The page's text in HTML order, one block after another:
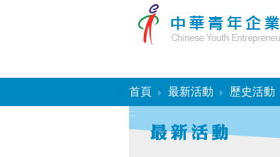
首頁 最新活動 歷史活動
:::